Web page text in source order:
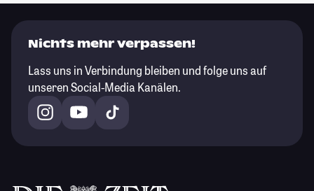
Nichts mehr verpassen!
Lass uns in Verbindung bleiben und folge uns auf
unseren Social-Media Kanälen.